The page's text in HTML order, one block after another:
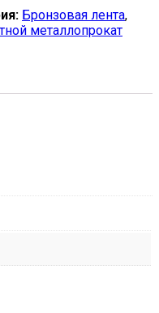
Бронзовая лента,
металлопрокат